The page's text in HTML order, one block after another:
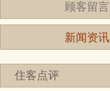
顾客留言
新闻资讯
住客点评